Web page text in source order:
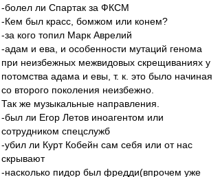
-болел ли Спартак за ФКСМ
-Кем был красс, бомжом или конем?
-за кого топил Марк Аврелий
-адам и ева, и особенности мутаций генома
при неизбежных межвидовых скрещиваниях у
потомства адама и евы, т. к. это было начиная
со второго поколения неизбежно.
Так же музыкальные направления.
-был ли Егор Летов иноагентом или
сотрудником спецслужб
-убил ли Курт Кобейн сам себя или от нас
скрывают
-насколько пидор был фредди(впрочем уже